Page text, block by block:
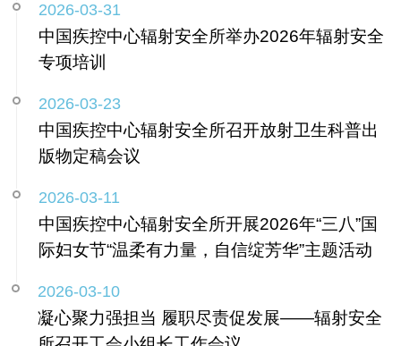
2026-03-31
中国疾控中心辐射安全所举办2026年辐射安全
专项培训
2026-03-23
中国疾控中心辐射安全所召开放射卫生科普出
版物定稿会议
2026-03-11
中国疾控中心辐射安全所开展2026年“三八”国
际妇女节“温柔有力量，自信绽芳华”主题活动
2026-03-10
凝心聚力强担当 履职尽责促发展——辐射安全